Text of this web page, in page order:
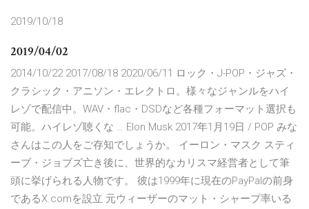
2019/10/18
2019/04/02
2014/10/22 2017/08/18 2020/06/11 ロック・J-POP・ジャズ・
クラシック・アニソン・エレクトロ。様々なジャンルをハイ
レゾで配信中。WAV・flac・DSDなど各種フォーマット選択も
可能。ハイレゾ聴くな … Elon Musk 2017年1月19日 / POP みな
さんはこの人をご存知でしょうか。 イーロン・マスク スティ
ーブ・ジョブズ亡き後に、世界的なカリスマ経営者として筆
頭に挙げられる人物です。 彼は1999年に現在のPayPalの前身
であるX.comを設立 元ウィーザーのマット・シャープ率いる